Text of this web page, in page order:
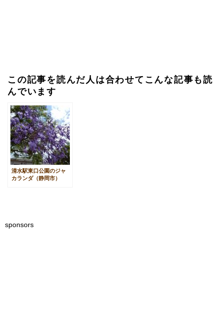
この記事を読んだ人は合わせてこんな記事も読
んでいます
清水駅東口公園のジャ
カランダ（静岡市）
sponsors